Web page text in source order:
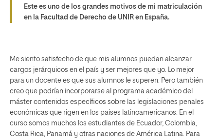
Este es uno de los grandes motivos de mi matriculación
en la Facultad de Derecho de UNIR en España.
Me siento satisfecho de que mis alumnos puedan alcanzar
cargos jerárquicos en el país y ser mejores que yo. Lo mejor
para un docente es que sus alumnos le superen. Pero también
creo que podrían incorporarse al programa académico del
máster contenidos específicos sobre las legislaciones penales
económicas que rigen en los países latinoamericanos. En el
curso somos muchos los estudiantes de Ecuador, Colombia,
Costa Rica, Panamá y otras naciones de América Latina. Para